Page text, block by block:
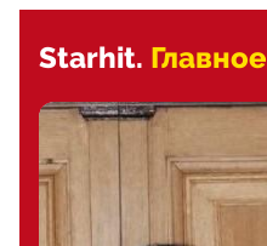
Starhit. Главное